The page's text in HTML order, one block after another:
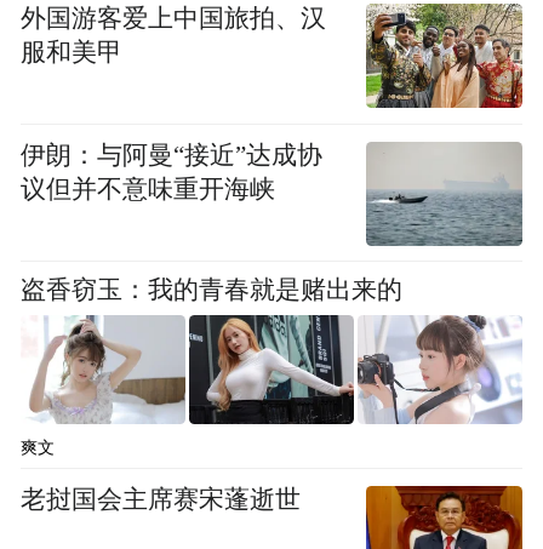
外国游客爱上中国旅拍、汉
服和美甲
伊朗：与阿曼“接近”达成协
议但并不意味重开海峡
盗香窃玉：我的青春就是赌出来的
爽文
老挝国会主席赛宋蓬逝世